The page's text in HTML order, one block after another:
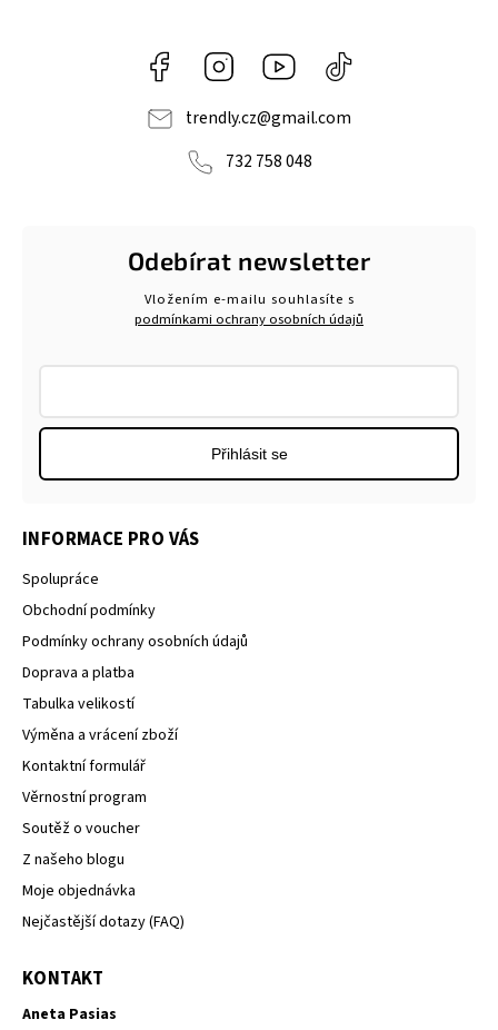
Facebook Instagram https://www.youtube.com/
navlnetrendu5284
trendly.cz@gmail.com
732 758 048
INFORMACE PRO VÁS
Spolupráce
Obchodní podmínky
Podmínky ochrany osobních údajů
Doprava a platba
Tabulka velikostí
Výměna a vrácení zboží
Kontaktní formulář
Věrnostní program
Soutěž o voucher
Z našeho blogu
Moje objednávka
Nejčastější dotazy (FAQ)
Odebírat newsletter
Vložením e-mailu souhlasíte s
podmínkami ochrany osobních údajů
Přihlásit se
KONTAKT
Aneta Pasias